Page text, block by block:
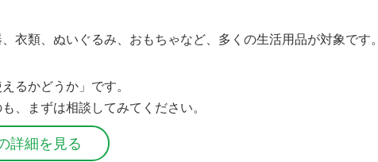
衣類、ぬいぐるみ、おもちゃなど、多くの生活用品が対象です。
るかどうか」です。
、まずは相談してみてください。
詳細を見る